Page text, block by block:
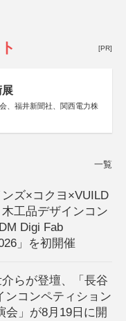
[PR]
、福井新聞社、関西電力株
一覧
ンズ×コクヨ×VUILD
工品デザインコン
Digi Fab
」を初開催
らが登壇、「長谷
ンコンペティション
会」が8月19日に開